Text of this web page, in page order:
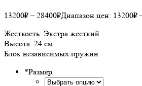
13200₽ – 28400₽Диапазон цен: 13200₽
Жесткость: Экстра жесткий
Высота: 24 см
Блок независимых пружин
*Размер